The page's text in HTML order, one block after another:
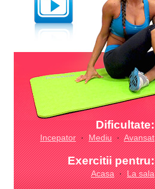
Dificultate:
Incepator·Mediu·Avansat
Exercitii pentru:
Acasa·La sala